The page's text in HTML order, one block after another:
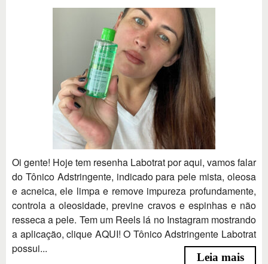
Oi gente! Hoje tem resenha Labotrat por aqui, vamos falar
do Tônico Adstringente, indicado para pele mista, oleosa
e acneica, ele limpa e remove impureza profundamente,
controla a oleosidade, previne cravos e espinhas e não
resseca a pele. Tem um Reels lá no Instagram mostrando
a aplicação, clique AQUI! O Tônico Adstringente Labotrat
possui...
Leia mais